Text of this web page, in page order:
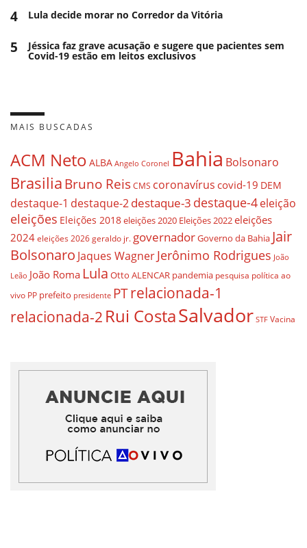
4 Lula decide morar no Corredor da Vitória
5 Jéssica faz grave acusação e sugere que pacientes sem
Covid-19 estão em leitos exclusivos
MAIS BUSCADAS
ACM Neto ALBA Angelo Coronel Bahia Bolsonaro
BrasiliaBruno ReisCMS coronavírus covid-19 DEM
destaque-1 destaque-2destaque-3 destaque-4eleição
eleições Eleições 2018eleições 2020 Eleições 2022eleições
2024 eleições 2026 geraldo jr. governadorGoverno da Bahia Jair
Bolsonaro Jaques WagnerJerônimo Rodrigues João
Leão João Roma Lula Otto ALENCAR pandemia pesquisa política ao
vivo PP prefeito presidente PTrelacionada-1
relacionada-2 Rui CostaSalvador STF Vacina